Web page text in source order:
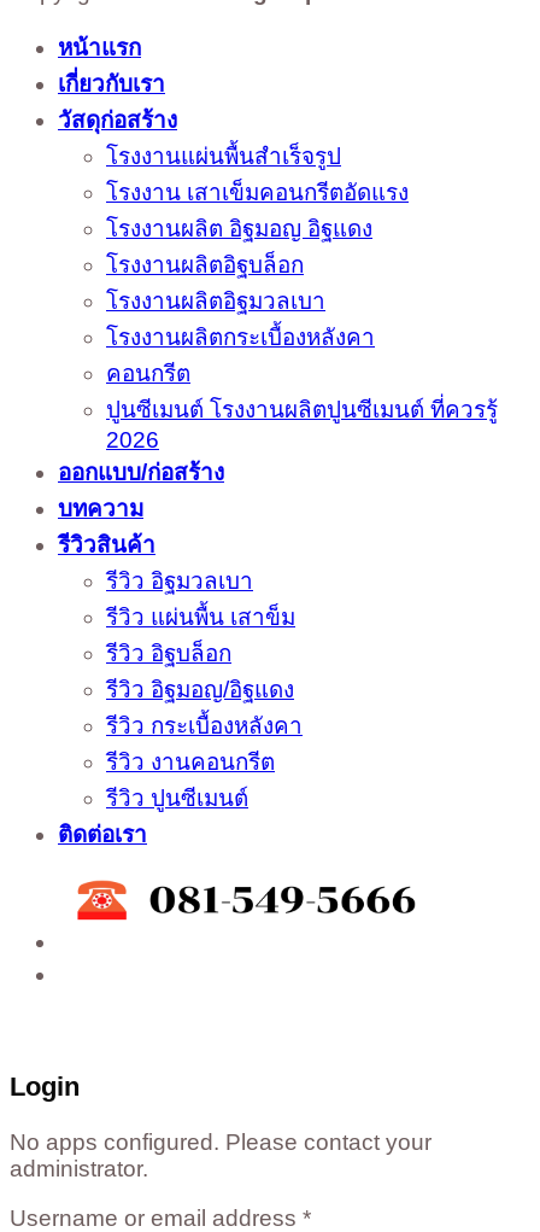
หน้าแรก
เกี่ยวกับเรา
วัสดุก่อสร้าง
โรงงานแผ่นพื้นสำเร็จรูป
โรงงาน เสาเข็มคอนกรีตอัดแรง
โรงงานผลิต อิฐมอญ อิฐแดง
โรงงานผลิตอิฐบล็อก
โรงงานผลิตอิฐมวลเบา
โรงงานผลิตกระเบื้องหลังคา
คอนกรีต
ปูนซีเมนต์ โรงงานผลิตปูนซีเมนต์ ที่ควรรู้
2026
ออกแบบ/ก่อสร้าง
บทความ
รีวิวสินค้า
รีวิว อิฐมวลเบา
รีวิว แผ่นพื้น เสาข็ม
รีวิว อิฐบล็อก
รีวิว อิฐมอญ/อิฐแดง
รีวิว กระเบื้องหลังคา
รีวิว งานคอนกรีต
รีวิว ปูนซีเมนต์
ติดต่อเรา
Login
No apps configured. Please contact your
administrator.
Username or email address *